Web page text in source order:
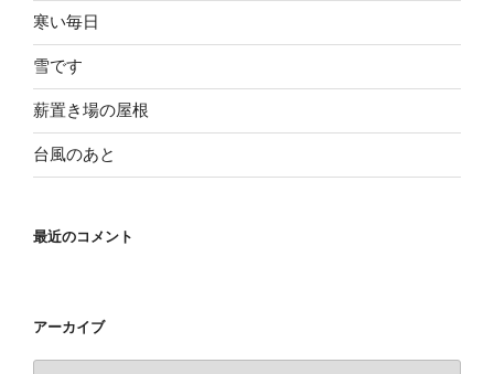
寒い毎日
雪です
薪置き場の屋根
台風のあと
最近のコメント
アーカイブ